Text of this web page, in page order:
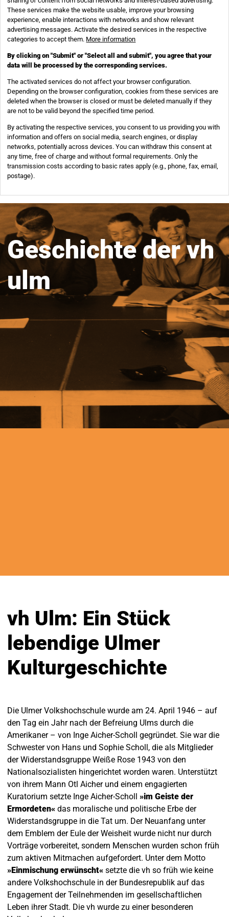
Geschichte der vh
ulm
vh Ulm: Ein Stück
lebendige Ulmer
Kulturgeschichte
Die Ulmer Volkshochschule wurde am 24. April 1946 – auf
den Tag ein Jahr nach der Befreiung Ulms durch die
Amerikaner – von Inge Aicher-Scholl gegründet. Sie war die
Schwester von Hans und Sophie Scholl, die als Mitglieder
der Widerstandsgruppe Weiße Rose 1943 von den
Nationalsozialisten hingerichtet worden waren. Unterstützt
von ihrem Mann Otl Aicher und einem engagierten
Kuratorium setzte Inge Aicher-Scholl »im Geiste der
Ermordeten« das moralische und politische Erbe der
Widerstandsgruppe in die Tat um. Der Neuanfang unter
dem Emblem der Eule der Weisheit wurde nicht nur durch
Vorträge vorbereitet, sondern Menschen wurden schon früh
zum aktiven Mitmachen aufgefordert. Unter dem Motto
»Einmischung erwünscht« setzte die vh so früh wie keine
andere Volkshochschule in der Bundesrepublik auf das
Engagement der Teilnehmenden im gesellschaftlichen
Leben ihrer Stadt. Die vh wurde zu einer besonderen